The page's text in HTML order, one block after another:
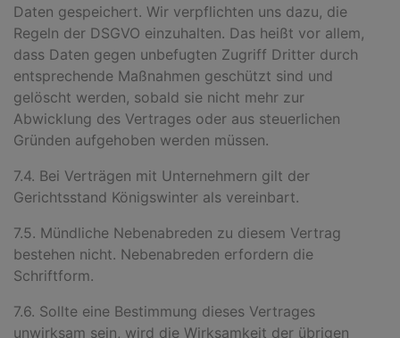
Daten gespeichert. Wir verpflichten uns dazu, die
Regeln der DSGVO einzuhalten. Das heißt vor allem,
dass Daten gegen unbefugten Zugriff Dritter durch
entsprechende Maßnahmen geschützt sind und
gelöscht werden, sobald sie nicht mehr zur
Abwicklung des Vertrages oder aus steuerlichen
Gründen aufgehoben werden müssen.
7.4. Bei Verträgen mit Unternehmern gilt der
Gerichtsstand Königswinter als vereinbart.
7.5. Mündliche Nebenabreden zu diesem Vertrag
bestehen nicht. Nebenabreden erfordern die
Schriftform.
7.6. Sollte eine Bestimmung dieses Vertrages
unwirksam sein, wird die Wirksamkeit der übrigen